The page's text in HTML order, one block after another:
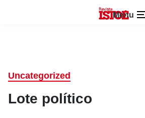
Menu
Uncategorized
Lote político